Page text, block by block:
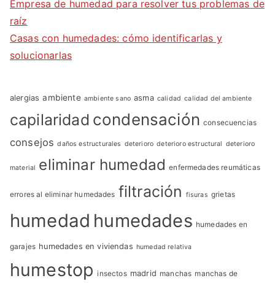
Empresa de humedad para resolver tus problemas de
raíz
Casas con humedades: cómo identificarlas y
solucionarlas
alergias ambiente ambiente sano asma calidad calidad del ambiente
capilaridad condensación consecuencias
consejos daños estructurales deterioro deterioro estructural deterioro
material eliminar humedad enfermedades reumáticas
errores al eliminar humedades filtración fisuras grietas
humedad humedades humedades en
garajes humedades en viviendas humedad relativa
humestop insectos madrid manchas manchas de